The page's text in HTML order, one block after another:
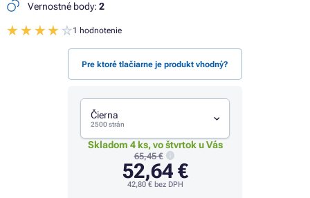
Vernostné body: 2
1 hodnotenie
Pre ktoré tlačiarne je produkt vhodný?
Čierna
2500 strán
Skladom 4 ks, vo štvrtok u Vás
65,45 €
52,64 €
42,80 €bez DPH